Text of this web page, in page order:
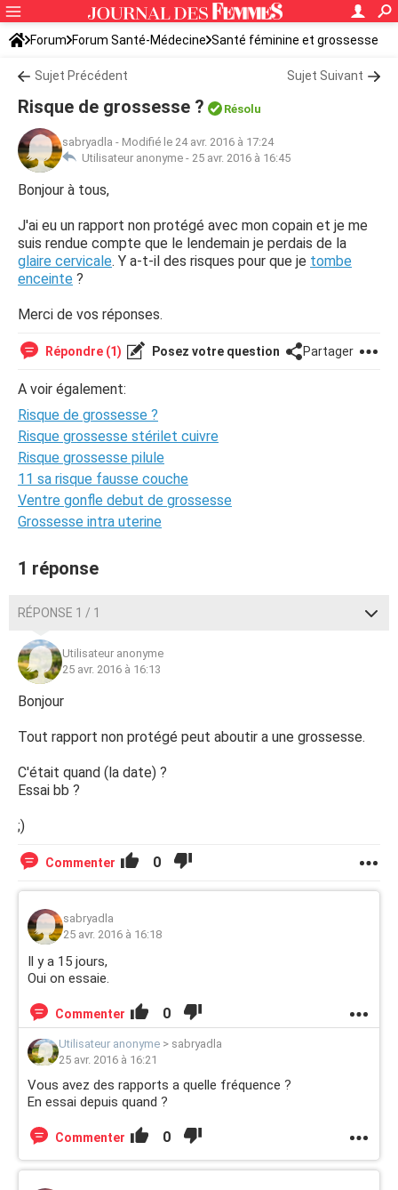
Forum Forum Santé-Médecine Santé féminine et grossesse
Sujet Précédent Sujet Suivant
Risque de grossesse ? Résolu
sabryadla - Modifié le 24 avr. 2016 à 17:24
Utilisateur anonyme - 25 avr. 2016 à 16:45
Bonjour à tous,
J'ai eu un rapport non protégé avec mon copain et je me
suis rendue compte que le lendemain je perdais de la
glaire cervicale. Y a-t-il des risques pour que je tombe
enceinte ?
Merci de vos réponses.
Répondre (1) Posez votre question Partager
A voir également:
Risque de grossesse ?
Risque grossesse stérilet cuivre
Risque grossesse pilule
11 sa risque fausse couche
Ventre gonfle debut de grossesse
Grossesse intra uterine
1 réponse
RÉPONSE 1 / 1
Utilisateur anonyme
25 avr. 2016 à 16:13
Bonjour
Tout rapport non protégé peut aboutir a une grossesse.
C'était quand (la date) ?
Essai bb ?
;)
Commenter 0
sabryadla
25 avr. 2016 à 16:18
Il y a 15 jours,
Oui on essaie.
Commenter 0
Utilisateur anonyme > sabryadla
25 avr. 2016 à 16:21
Vous avez des rapports a quelle fréquence ?
En essai depuis quand ?
Commenter 0